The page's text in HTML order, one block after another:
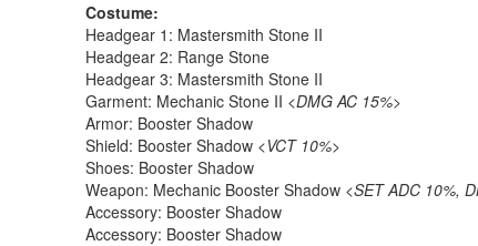
Costume:
Headgear 1: Mastersmith Stone II
Headgear 2: Range Stone
Headgear 3: Mastersmith Stone II
Garment: Mechanic Stone II <DMG AC 15%>
Armor: Booster Shadow
Shield: Booster Shadow <VCT 10%>
Shoes: Booster Shadow
Weapon: Mechanic Booster Shadow <SET ADC 10%,
Accessory: Booster Shadow
Accessory: Booster Shadow